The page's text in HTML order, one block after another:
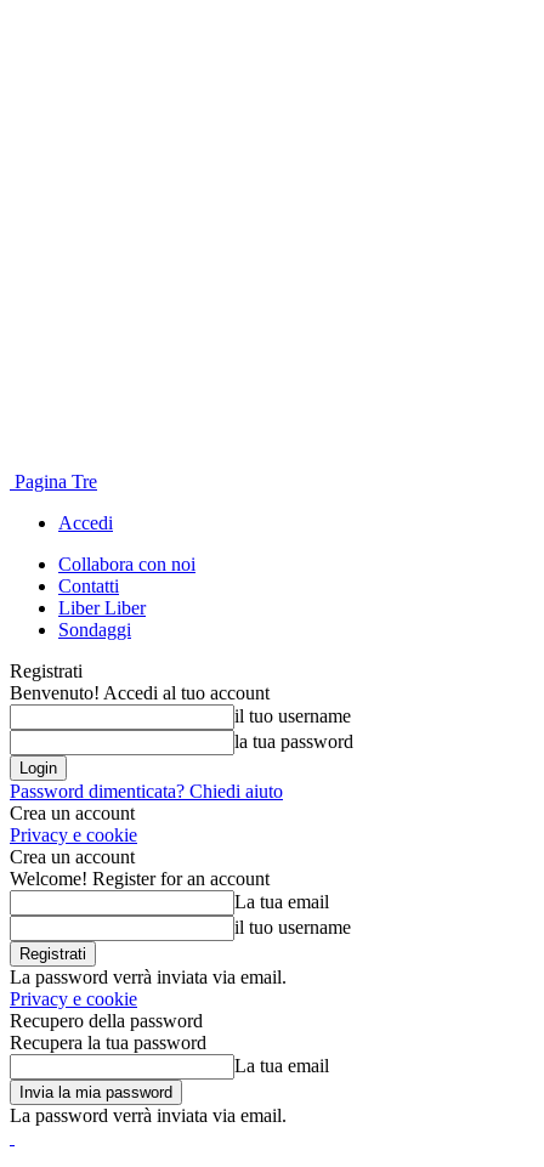
Pagina Tre
Accedi
Collabora con noi
Contatti
Liber Liber
Sondaggi
Registrati
Benvenuto! Accedi al tuo account
il tuo username
la tua password
Password dimenticata? Chiedi aiuto
Crea un account
Privacy e cookie
Crea un account
Welcome! Register for an account
La tua email
il tuo username
La password verrà inviata via email.
Privacy e cookie
Recupero della password
Recupera la tua password
La tua email
La password verrà inviata via email.